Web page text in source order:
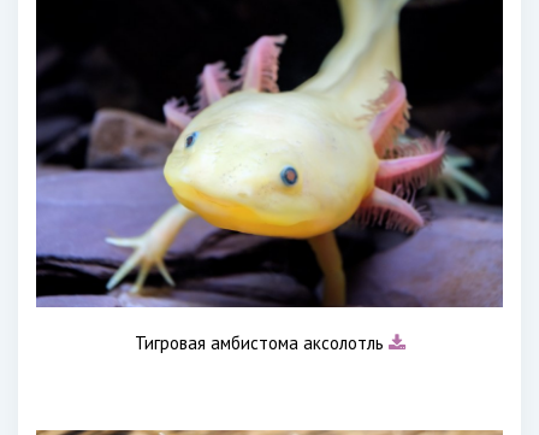
Тигровая амбистома аксолотль